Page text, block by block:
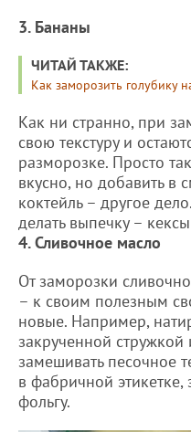
3. Бананы
ЧИТАЙ ТАКЖЕ:
Как заморозить голубику
Как ни странно, при
свою текстуру и
разморозке. Просто
вкусно, но добавить в
коктейль – другое
делать выпечку –
4. Сливочное масло
От заморозки
– к своим полезным
новые. Например,
закрученной
замешивать песочное
в фабричной этикетке,
фольгу.